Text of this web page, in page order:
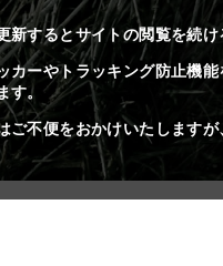
新するとサイトの閲覧を続け
カーやトラッキング防止機
す。
ご不便をおかけいたします